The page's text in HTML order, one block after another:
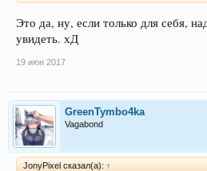
Это да, ну, если только для себя,
увидеть. хД
19 июн 2017
GreenTymbo4ka
Vagabond
JonyPixel сказал(а): ↑